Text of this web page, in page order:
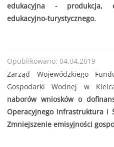
edukacyjna - produkcja,
edukacyjno-turystycznego.
Opublikowano: 04.04.2019
Zarząd Wojewódzkiego
Gospodarki Wodnej w
naborów wniosków o
Operacyjnego Infrastruktura i
Zmniejszenie emisyjności